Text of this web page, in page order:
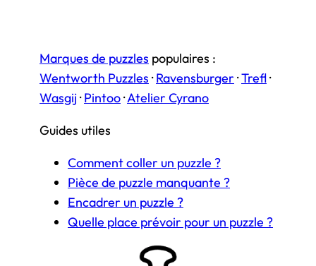
Marques de puzzles populaires :
Wentworth Puzzles ·Ravensburger ·Trefl·
Wasgij·Pintoo·Atelier Cyrano
Guides utiles
Comment coller un puzzle ?
Pièce de puzzle manquante ?
Encadrer un puzzle ?
Quelle place prévoir pour un puzzle ?